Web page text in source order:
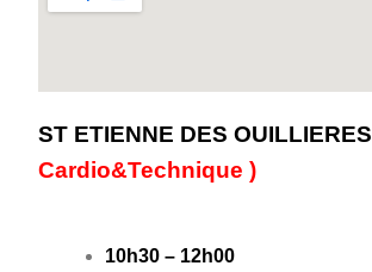
ST ETIENNE DES OUILLIERES
Cardio&Technique )
10h30 – 12h00